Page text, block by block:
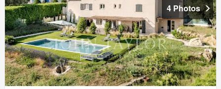
4 Photos